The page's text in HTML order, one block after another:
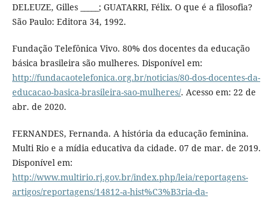
DELEUZE, Gilles _____; GUATARRI, Félix. O que é a filosofia?
São Paulo: Editora 34, 1992.
Fundação Telefônica Vivo. 80% dos docentes da educação
básica brasileira são mulheres. Disponível em:
http://fundacaotelefonica.org.br/noticias/80-dos-docentes-da-
educacao-basica-brasileira-sao-mulheres/. Acesso em: 22 de
abr. de 2020.
FERNANDES, Fernanda. A história da educação feminina.
Multi Rio e a mídia educativa da cidade. 07 de mar. de 2019.
Disponível em:
http://www.multirio.rj.gov.br/index.php/leia/reportagens-
artigos/reportagens/14812-a-hist%C3%B3ria-da-